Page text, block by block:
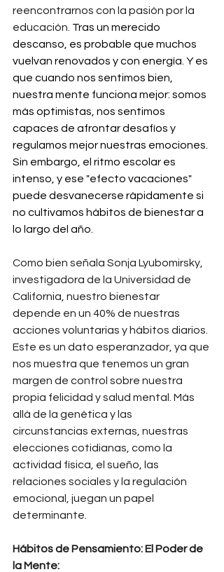
reencontrarnos con la pasión por la
educación. Tras un merecido
descanso, es probable que muchos
vuelvan renovados y con energía. Y es
que cuando nos sentimos bien,
nuestra mente funciona mejor: somos
más optimistas, nos sentimos
capaces de afrontar desafíos y
regulamos mejor nuestras emociones.
Sin embargo, el ritmo escolar es
intenso, y ese "efecto vacaciones"
puede desvanecerse rápidamente si
no cultivamos hábitos de bienestar a
lo largo del año.
Como bien señala Sonja Lyubomirsky,
investigadora de la Universidad de
California, nuestro bienestar
depende en un 40% de nuestras
acciones voluntarias y hábitos diarios.
Este es un dato esperanzador, ya que
nos muestra que tenemos un gran
margen de control sobre nuestra
propia felicidad y salud mental. Más
allá de la genética y las
circunstancias externas, nuestras
elecciones cotidianas, como la
actividad física, el sueño, las
relaciones sociales y la regulación
emocional, juegan un papel
determinante.
Hábitos de Pensamiento: El Poder de
la Mente: